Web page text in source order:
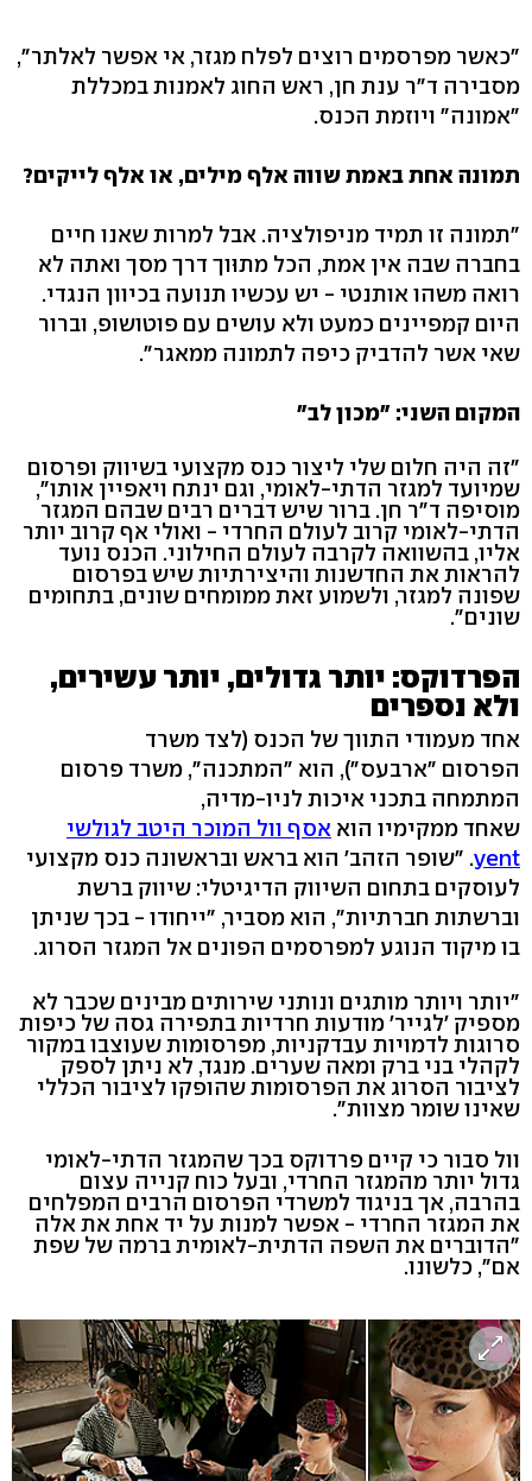
"כאשר מפרסמים רוצים לפלח מגזר, אי אפשר לאלתר",
מסבירה ד"ר ענת חן, ראש החוג לאמנות במכללת
"אמונה" ויוזמת הכנס.
תמונה אחת באמת שווה אלף מילים, או אלף לייקים?
"תמונה זו תמיד מניפולציה. אבל למרות שאנו חיים
בחברה שבה אין אמת, הכל מתוּוך דרך מסך ואתה לא
רואה משהו אותנטי - יש עכשיו תנועה בכיוון הנגדי.
היום קמפיינים כמעט ולא עושים עם פוטושופ, וברור
שאי אשר להדביק כיפה לתמונה ממאגר".
המקום השני: "מכון לב"
"זה היה חלום שלי ליצור כנס מקצועי בשיווק ופרסום
שמיועד למגזר הדתי-לאומי, וגם ינתח ויאפיין אותו",
מוסיפה ד"ר חן. ברור שיש דברים רבים שבהם המגזר
הדתי-לאומי קרוב לעולם החרדי - ואולי אף קרוב יותר
אליו, בהשוואה לקרבה לעולם החילוני. הכנס נועד
להראות את החדשנות והיצירתיות שיש בפרסום
שפונה למגזר, ולשמוע זאת ממומחים שונים, בתחומים
שונים".
הפרדוקס: יותר גדולים, יותר עשירים,
ולא נספרים
אחד מעמודי התווך של הכנס (לצד משרד
הפרסום "ארבעס"), הוא "המתכנה", משרד פרסום
המתמחה בתכני איכות לניו-מדיה,
שאחד ממקימיו הוא אסף וול המוכר היטב לגולשי
yent. "שופר הזהב' הוא בראש ובראשונה כנס מקצועי
לעוסקים בתחום השיווק הדיגיטלי: שיווק ברשת
וברשתות חברתיות", הוא מסביר, "ייחודו - בכך שניתן
בו מיקוד הנוגע למפרסמים הפונים אל המגזר הסרוג.
"יותר ויותר מותגים ונותני שירותים מבינים שכבר לא
מספיק 'לגייר' מודעות חרדיות בתפירה גסה של כיפות
סרוגות לדמויות עבדקניות, מפרסומות שעוצבו במקור
לקהלי בני ברק ומאה שערים. מנגד, לא ניתן לספק
לציבור הסרוג את הפרסומות שהופקו לציבור הכללי
שאינו שומר מצוות".
וול סבור כי קיים פרדוקס בכך שהמגזר הדתי-לאומי
גדול יותר מהמגזר החרדי, ובעל כוח קנייה עצום
בהרבה, אך בניגוד למשרדי הפרסום הרבים המפלחים
את המגזר החרדי - אפשר למנות על יד אחת את אלה
"הדוברים את השפה הדתית-לאומית ברמה של שפת
אם", כלשונו.